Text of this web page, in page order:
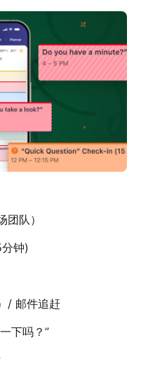
队）
钟)
/ 邮件追赶
下吗？”